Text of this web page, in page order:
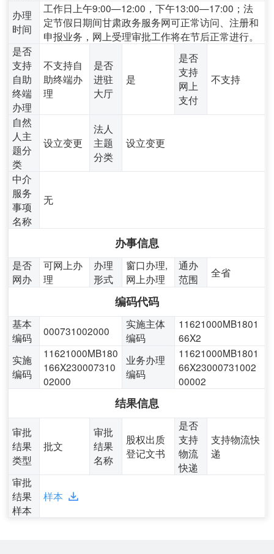
办理
时间
工作日上午9:00—12:00，下午13:00—17:00；法
定节假日期间甘肃政务服务网可正常访问、注册和
申报业务，网上受理审批工作将在节后正常进行。
是否
支持
自助
终端
办理
不支持自
助终端办
理
是否
进驻
大厅
是
是否
支持
网上
支付
不支持
自然
人主
题分
类
设立变更
法人
主题
分类
设立变更
中介
服务
事项
名称
无
办事信息
是否
网办
可网上办
理
办理
形式
窗口办理,
网上办理
通办
范围
全省
编码代码
基本
编码
000731002000
实施主体
编码
11621000MB1801
66X2
实施
编码
11621000MB180
166X230007310
02000
业务办理
编码
11621000MB1801
66X23000731002
00002
结果信息
审批
结果
类型
批文
审批
结果
名称
股权出质
登记文书
是否
支持
物流
快递
支持物流快
递
审批
结果
样本
样本